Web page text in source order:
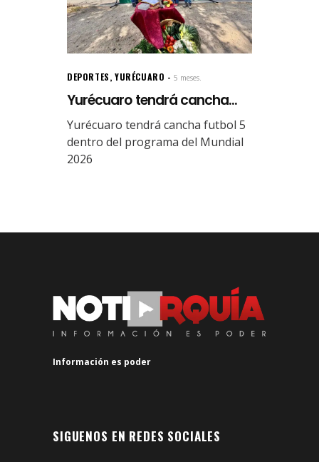
DEPORTES,YURÉCUARO 5 meses.
Yurécuaro tendrá cancha...
Yurécuaro tendrá cancha futbol 5
dentro del programa del Mundial
2026
Información es poder
SIGUENOS EN REDES SOCIALES